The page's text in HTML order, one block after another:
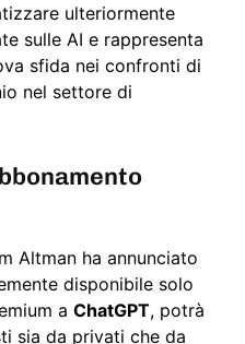
ulteriormente
sulle AI e rappresenta
sfida nei confronti di
nel settore di
Altman ha annunciato
disponibile solo
a ChatGPT, potrà
sia da privati che da